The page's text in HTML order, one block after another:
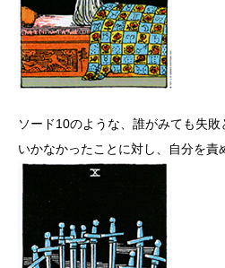
ソード10のような、誰がみても失敗
いかなかったことに対し、自分を責